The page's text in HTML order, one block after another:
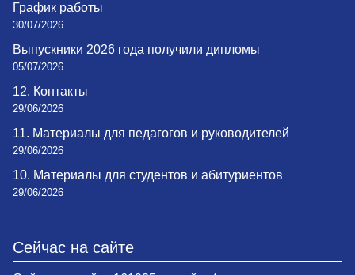
График работы
30/07/2026
Выпускники 2026 года получили дипломы
05/07/2026
12. Контакты
29/06/2026
11. Материалы для педагогов и руководителей
29/06/2026
10. Материалы для студентов и абитуриентов
29/06/2026
Сейчас на сайте